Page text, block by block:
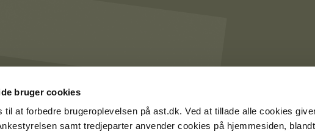
bruger cookies
til at forbedre brugeroplevelsen på ast.dk. Ved at tillade alle cookies
samt tredjeparter anvender cookies på hjemmesiden,